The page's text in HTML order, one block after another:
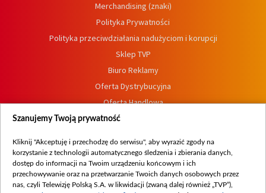
Merchandising (znaki)
Polityka Prywatności
Polityka przeciwdziałania nadużyciom i korupcji
Sklep TVP
Biuro Reklamy
Oferta Dystrybucyjna
Oferta Handlowa
Dostępność
Procedura zgłoszeń wewnętrznych
Szanujemy Twoją prywatność
Kliknij "Akceptuję i przechodzę do serwisu", aby wyrazić zgody na
korzystanie z technologii automatycznego śledzenia i zbierania danych,
dostęp do informacji na Twoim urządzeniu końcowym i ich
przechowywanie oraz na przetwarzanie Twoich danych osobowych przez
nas, czyli Telewizję Polską S.A. w likwidacji (zwaną dalej również „TVP”),